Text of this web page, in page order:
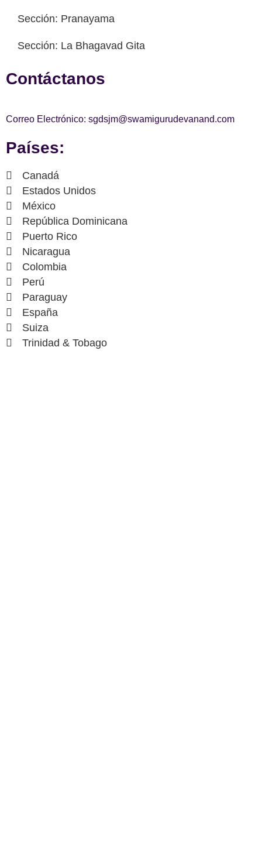
Sección: Pranayama
Sección: La Bhagavad Gita
Contáctanos
Correo Electrónico: sgdsjm@swamigurudevanand.com
Países:
Canadá
Estados Unidos
México
República Dominicana
Puerto Rico
Nicaragua
Colombia
Perú
Paraguay
España
Suiza
Trinidad & Tobago